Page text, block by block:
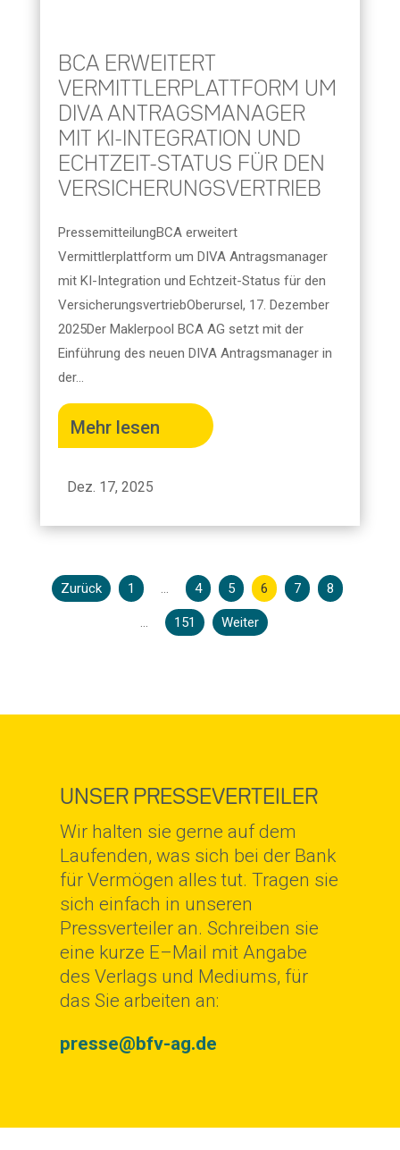
BCA ERWEITERT
VERMITTLERPLATTFORM UM
DIVA ANTRAGSMANAGER
MIT KI-INTEGRATION UND
ECHTZEIT-STATUS FÜR DEN
VERSICHERUNGSVERTRIEB
PressemitteilungBCA erweitert
Vermittlerplattform um DIVA Antragsmanager
mit KI-Integration und Echtzeit-Status für den
VersicherungsvertriebOberursel, 17. Dezember
2025Der Maklerpool BCA AG setzt mit der
Einführung des neuen DIVA Antragsmanager in
der...
Mehr lesen
Dez. 17, 2025
Zurück 1 … 4 5 6 7 8
… 151 Weiter
UNSER PRESSEVERTEILER
Wir halten sie gerne auf dem
Laufenden, was sich bei der Bank
für Vermögen alles tut. Tragen sie
sich einfach in unseren
Pressverteiler an. Schreiben sie
eine kurze E–Mail mit Angabe
des Verlags und Mediums, für
das Sie arbeiten an:
presse@bfv-ag.de